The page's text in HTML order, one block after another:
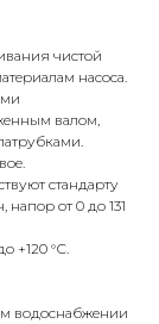
чистой
насоса.
валом,
стандарту
напор от 0 до 131
+120 °С.
водоснабжении